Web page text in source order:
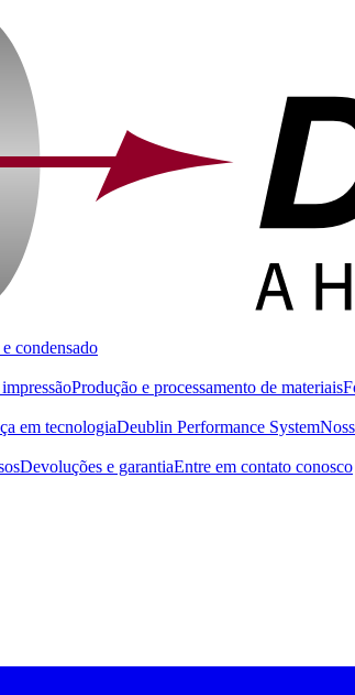
condensado
Produção e processamento de materiais
em tecnologiaDeublin Performance System
Devoluções e garantiaEntre em contato conosco